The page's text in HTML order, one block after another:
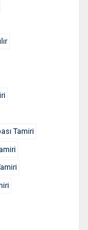
Tamiri